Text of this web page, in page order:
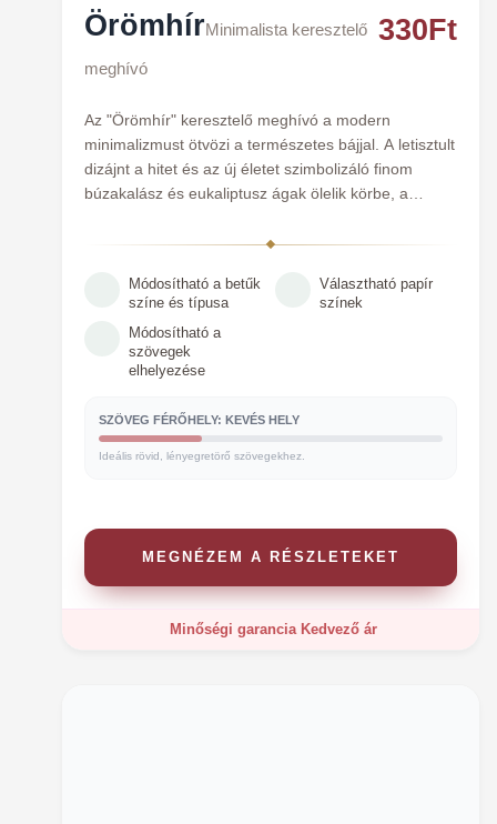
ÖrömhírMinimalista keresztelő
meghívó
330Ft
Az "Örömhír" keresztelő meghívó a modern
minimalizmust ötvözi a természetes bájjal. A letisztult
dizájnt a hitet és az új életet szimbolizáló finom
búzakalász és eukaliptusz ágak ölelik körbe, a
kisfiú vagy kislány grafika áll. A modern betűtípusok
elegánsan és jól olvashatóan jussanak el a
Módosítható a betűk
színe és típusa
Választható papír
színek
Módosítható a
szövegek
elhelyezése
SZÖVEG FÉRŐHELY: KEVÉS HELY
Ideális rövid, lényegretörő szövegekhez.
MEGNÉZEM A RÉSZLETEKET
Minőségi garanciaKedvező ár